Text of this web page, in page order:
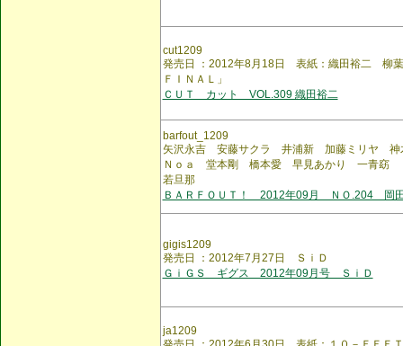
cut1209
発売日 ：2012年8月18日 表紙：織田裕二 柳
ＦＩＮＡＬ」
ＣＵＴ カット VOL.309 織田裕二
barfout_1209
矢沢永吉 安藤サクラ 井浦新 加藤ミリヤ
Ｎｏａ 堂本剛 橋本愛 早見あかり 一青
若旦那
ＢＡＲＦＯＵＴ！ 2012年09月 ＮＯ.204 岡
gigis1209
発売日 ：2012年7月27日 ＳｉＤ
ＧｉＧＳ ギグス 2012年09月号 ＳｉＤ
ja1209